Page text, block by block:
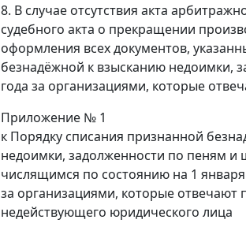
8. В случае отсутствия акта
судебного акта о прекращении
оформления всех документов,
безнадёжной к взысканию недоимки,
года за организациями, которые
Приложение № 1
к Порядку списания признанной
недоимки, задолженности по пеням и
числящимся по состоянию на 1 января
за организациями, которые отвечают
недействующего юридического лица